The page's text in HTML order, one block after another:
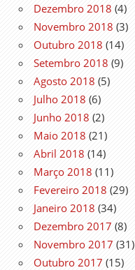
Dezembro 2018 (4)
Novembro 2018 (3)
Outubro 2018 (14)
Setembro 2018 (9)
Agosto 2018 (5)
Julho 2018 (6)
Junho 2018 (2)
Maio 2018 (21)
Abril 2018 (14)
Março 2018 (11)
Fevereiro 2018 (29)
Janeiro 2018 (34)
Dezembro 2017 (8)
Novembro 2017 (31)
Outubro 2017 (15)